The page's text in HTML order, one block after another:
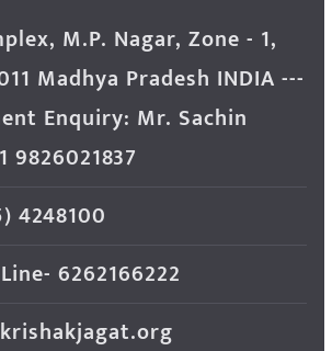
M.P. Nagar, Zone - 1,
Madhya Pradesh INDIA ---
Enquiry: Mr. Sachin
9826021837
4248100
6262166222